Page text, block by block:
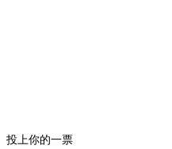
投上你的一票